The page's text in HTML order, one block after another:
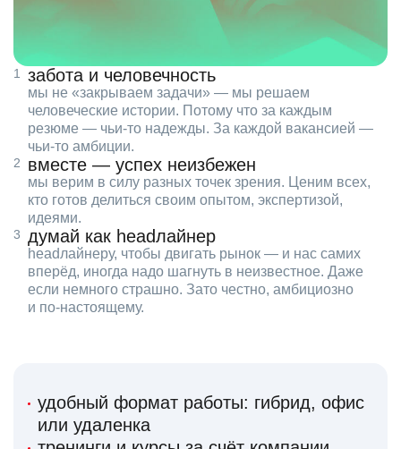
забота и человечность
мы не «закрываем задачи» — мы решаем
человеческие истории. Потому что за каждым
резюме — чьи‑то надежды. За каждой вакансией —
чьи‑то амбиции.
вместе — успех неизбежен
мы верим в силу разных точек зрения. Ценим всех,
кто готов делиться своим опытом, экспертизой,
идеями.
думай как headлайнер
headлайнеру, чтобы двигать рынок — и нас самих
вперёд, иногда надо шагнуть в неизвестное. Даже
если немного страшно. Зато честно, амбициозно
и по‑настоящему.
удобный формат работы: гибрид, офис
или удаленка